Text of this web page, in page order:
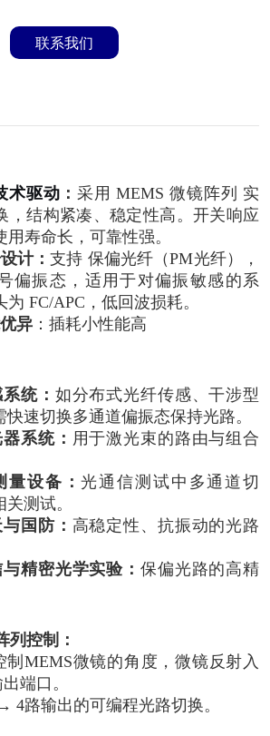
联系我们
术驱动 ：采用 MEMS 微镜阵列 实
，结构紧凑、稳定性高。开关响应
用寿命长，可靠性强。
计：支持 保偏光纤（PM光纤），
偏振态，适用于对偏振敏感的系
FC/APC，低回波损耗。
异：插耗小性能高
统： 如分布式光纤传感、干涉型
快速切换多通道偏振态保持光路。
系统： 用于激光束的路由与组合
量设备：光通信测试中多通道切
测试。
国防： 高稳定性、抗振动的光路
精密光学实验： 保偏光路的高精
列控制：
制MEMS微镜的角度，微镜反射入
端口。
4路输出的可编程光路切换。